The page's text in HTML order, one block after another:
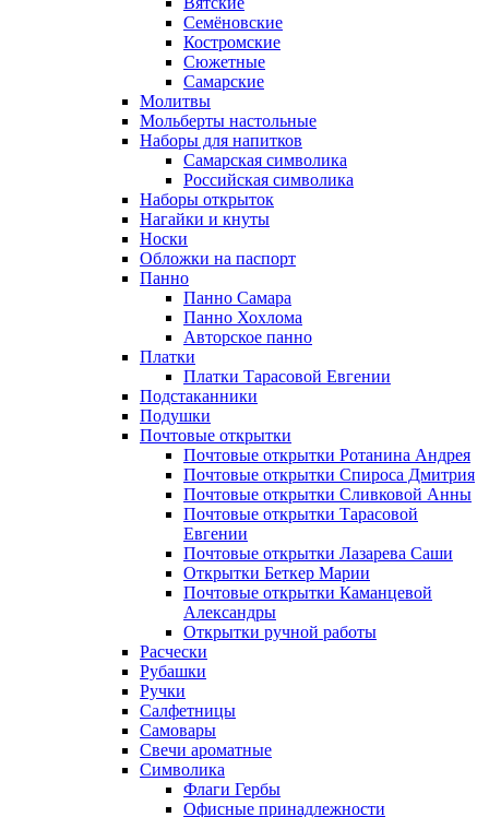
Семёновские
Костромские
Сюжетные
Самарские
Молитвы
Мольберты настольные
Наборы для напитков
Самарская символика
Российская символика
Наборы открыток
Нагайки и кнуты
Носки
Обложки на паспорт
Панно
Панно Самара
Панно Хохлома
Авторское панно
Платки
Платки Тарасовой Евгении
Подстаканники
Подушки
Почтовые открытки
Почтовые открытки Ротанина Андрея
Почтовые открытки Спироса Дмитрия
Почтовые открытки Сливковой Анны
Почтовые открытки Тарасовой
Евгении
Почтовые открытки Лазарева Саши
Открытки Беткер Марии
Почтовые открытки Каманцевой
Александры
Открытки ручной работы
Расчески
Рубашки
Ручки
Салфетницы
Самовары
Свечи ароматные
Символика
Флаги Гербы
Офисные принадлежности